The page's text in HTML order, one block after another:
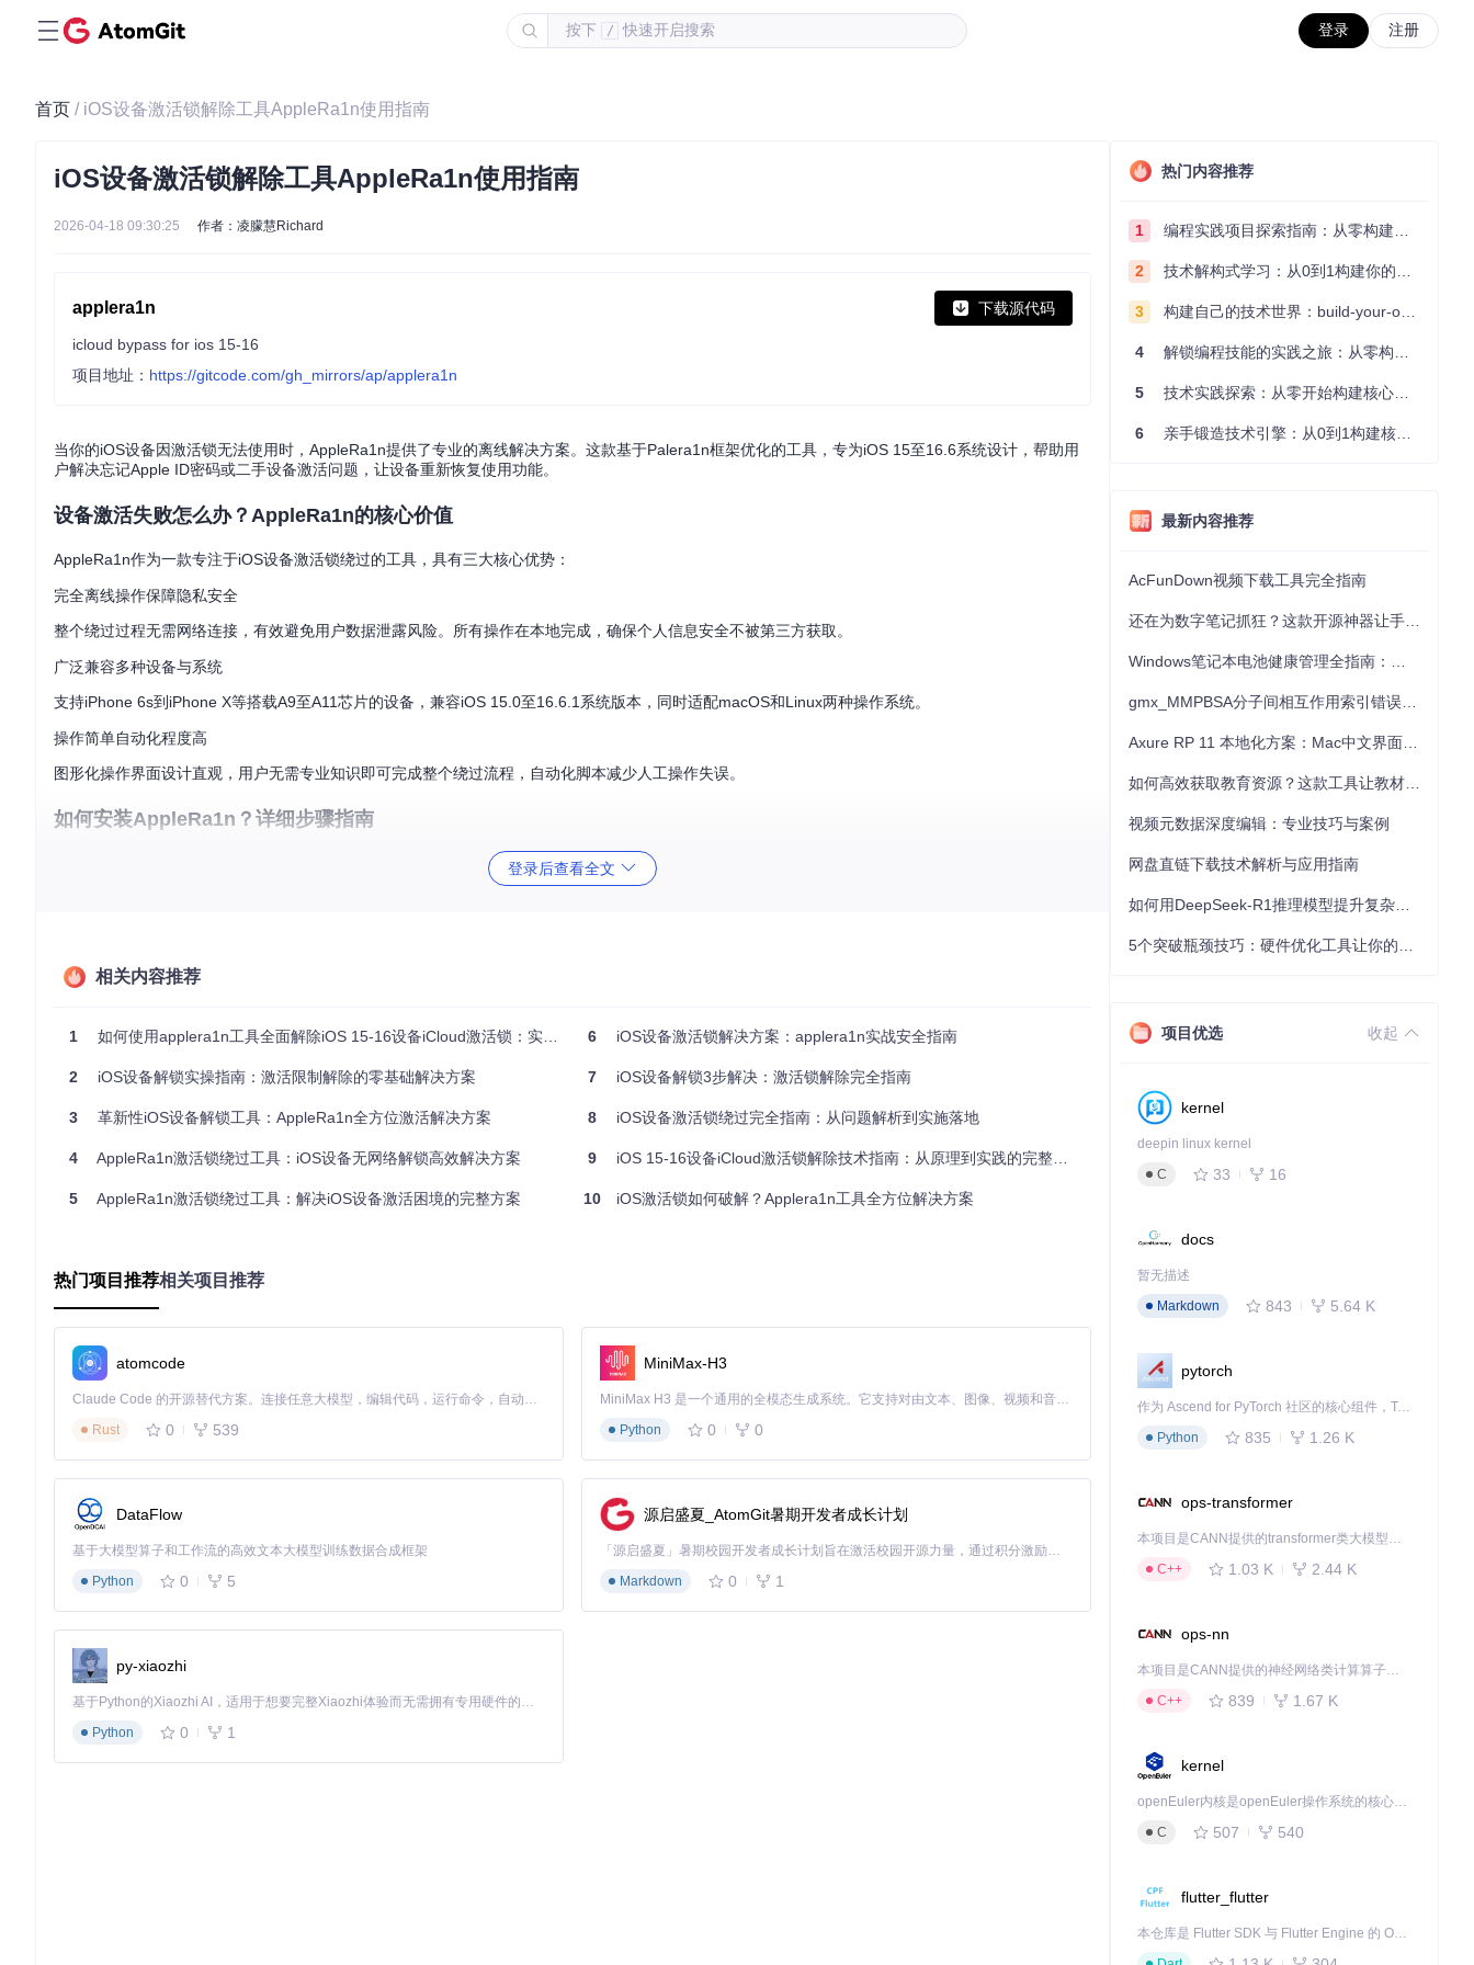
按下 / 快速开启搜索 登录 注册
首页 / iOS设备激活锁解除工具AppleRa1n使用指南
iOS设备激活锁解除工具AppleRa1n使用指南
2026-04-18 09:30:25 作者：凌朦慧Richard
applera1n 下载源代码
icloud bypass for ios 15-16
项目地址： https://gitcode.com/gh_mirrors/ap/applera1n
当你的iOS设备因激活锁无法使用时，AppleRa1n提供了专业的离线解决方案。这款基于Palera1n框架优化的工具，专为iOS 15至16.6系统设计，帮助用
户解决忘记Apple ID密码或二手设备激活问题，让设备重新恢复使用功能。
设备激活失败怎么办？AppleRa1n的核心价值
AppleRa1n作为一款专注于iOS设备激活锁绕过的工具，具有三大核心优势：
完全离线操作保障隐私安全
整个绕过过程无需网络连接，有效避免用户数据泄露风险。所有操作在本地完成，确保个人信息安全不被第三方获取。
广泛兼容多种设备与系统
支持iPhone 6s到iPhone X等搭载A9至A11芯片的设备，兼容iOS 15.0至16.6.1系统版本，同时适配macOS和Linux两种操作系统。
操作简单自动化程度高
图形化操作界面设计直观，用户无需专业知识即可完成整个绕过流程，自动化脚本减少人工操作失误。
如何安装AppleRa1n？详细步骤指南
设备连接与检测要点
确保设备电量保持在50%以上
关闭电脑不必要的后台应用程序
等待系统自动识别设备并建立连接
启动工具开始绕过流程
平台专用工具：applera1n/device/Darwin/
工具通过修改设备启动流程，绕过iCloud激活验证环节。利用特制的ramdisk镜像引导设备，临时修改系统配置，实现无需原Apple ID即可完成激活过程。
使用过程中需要注意什么？重要事项提醒
合法使用边界
仅限设备所有者因密码遗忘使用
用于合法购买的二手设备激活问题
不得用于任何非法获取的设备
功能限制说明
iCloud云服务部分功能可能受限
建议保持当前系统版本，避免更新
常见问题解决方案
设备连接失败：尝试更换USB端口或数据线
绕过过程卡住：重启设备后重新执行操作
系统不兼容：确认iOS版本在15.0-16.6.1范围内
通过合理使用AppleRa1n工具，用户可以解决iOS设备激活锁问题，重新获得设备使用权。请始终遵守相关法律法规，仅在合法场景下使用本工具。定期
登录后查看全文
相关内容推荐
1 如何使用applera1n工具全面解除iOS 15-16设备iCloud激活锁：实用技术指南
2 iOS设备解锁实操指南：激活限制解除的零基础解决方案
3 革新性iOS设备解锁工具：AppleRa1n全方位激活解决方案
4 AppleRa1n激活锁绕过工具：iOS设备无网络解锁高效解决方案
5 AppleRa1n激活锁绕过工具：解决iOS设备激活困境的完整方案
6 iOS设备激活锁解决方案：applera1n实战安全指南
7 iOS设备解锁3步解决：激活锁解除完全指南
8 iOS设备激活锁绕过完全指南：从问题解析到实施落地
9 iOS 15-16设备iCloud激活锁解除技术指南：从原理到实践的完整路径
10 iOS激活锁如何破解？Applera1n工具全方位解决方案
热门项目推荐相关项目推荐
atomcode
Claude Code 的开源替代方案。连接任意大模型，编辑代码，运行命令，自动验证 — 全自动执行。用 Rust 构建，极致性能。 ｜ An open-source alternative to Claude Code. Connect any LLM, edit code, run commands, and verify changes — autonomously. Built in Rust for speed. Get Started
Rust
0 539
MiniMax-H3
MiniMax H3 是一个通用的全模态生成系统。它支持对由文本、图像、视频和音频组成的多模态上下文进行统一理解，并能生成分辨率高达 2K、时长可达 15 秒的带原生立体声音频的视频。得益于面向任务泛化的系统设计，H3 在预训练阶段就已具备广泛的多模态上下文理解与生成能力，能够出色地执行复杂的多模态指令。
Python
0 0
DataFlow
基于大模型算子和工作流的高效文本大模型训练数据合成框架
Python
0 5
源启盛夏_AtomGit暑期开发者成长计划
「源启盛夏」暑期校园开发者成长计划旨在激活校园开源力量，通过积分激励、认证扶持、资源倾斜等形式，引导高校组织和开发者完成「入驻 — 建项目 — 做贡献 — 获认证 — 得资源」的完整闭环。无论你是想带领社团入驻平台的组织者，还是希望用代码贡献证明自己的开发者，都能在这里找到属于你的成长路径。
Markdown
0 1
py-xiaozhi
基于Python的Xiaozhi AI，适用于想要完整Xiaozhi体验而无需拥有专用硬件的用户。
Python
0 1
热门内容推荐
1 编程实践项目探索指南：从零构建技术能力体系
2 技术解构式学习：从0到1构建你的编程知识体系
3 构建自己的技术世界：build-your-own-x项目的实践探索指南
4 解锁编程技能的实践之旅：从零构建你的技术世界
5 技术实践探索：从零开始构建核心系统的实践指南
6 亲手锻造技术引擎：从0到1构建核心系统的实践指南
最新内容推荐
AcFunDown视频下载工具完全指南
视频元数据深度编辑：专业技巧与案例
网盘直链下载技术解析与应用指南
项目优选 收起
kernel
deepin linux kernel
C
33 16
docs
暂无描述
Markdown
843 5.64 K
pytorch
作为 Ascend for PyTorch 社区的核心组件，TorchNPU 是昇腾专为 PyTorch 打造的深度学习适配插件，使 PyTorch 框架能够直接调用昇腾 NPU，为开发者提供昇腾 AI 处理器的超强算力。
Python
835 1.26 K
ops-transformer
本项目是CANN提供的transformer类大模型算子库，实现网络在NPU上加速计算。
C++
1.03 K 2.44 K
ops-nn
本项目是CANN提供的神经网络类计算算子库，实现网络在NPU上加速计算。
C++
839 1.67 K
kernel
openEuler内核是openEuler操作系统的核心，既是系统性能与稳定性的基石，也是连接处理器、设备与服务的桥梁。
C
507 540
flutter_flutter
本仓库是 Flutter SDK 与 Flutter Engine 的 OpenHarmony 适配版本，由 CPF-Flutter 团队维护。开发者可使用熟悉的 Flutter 技术栈开发 OpenHarmony 应用，3.35.7 及以后的适配版本可基于本仓库源码构建支持 OpenHarmony 的 Flutter Engine。